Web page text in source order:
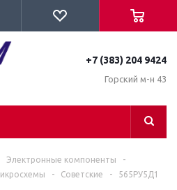
+7 (383) 204 9424
Горский м-н 43
Электронные компоненты
-
- Советские - 565РУ5Д1